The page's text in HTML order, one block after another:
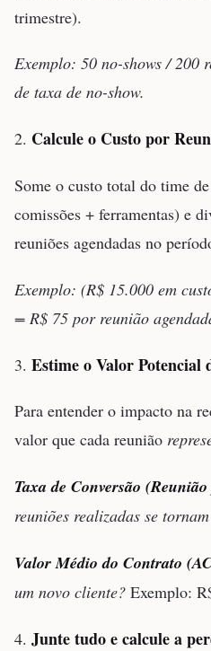
trimestre).
Exemplo: 50 no-shows / 200
de taxa de no-show.
2. Calcule o Custo por
Some o custo total do time
comissões + ferramentas) e
reuniões agendadas no
Exemplo: (R$ 15.000 em
= R$ 75 por reunião
3. Estime o Valor Potencial
Para entender o impacto na
valor que cada reunião
Taxa de Conversão
reuniões realizadas se
Valor Médio do Contrato
um novo cliente? Exemplo:
4. Junte tudo e calcule a